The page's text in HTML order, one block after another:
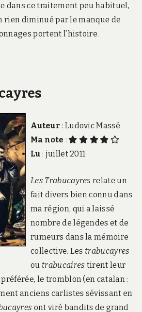
dans ce traitement peu habituel,
rien diminué par le manque de
portent l’histoire.
Auteur : Ludovic Massé
Ma note :
Lu : juillet 2011
Les Trabucayres relate un
fait divers bien connu dans
ma région, qui a laissé
nombre de légendes et de
rumeurs dans la mémoire
collective. Lestrabucayres
ou trabucaires tirent leur
le tromblon (en catalan :
anciens carlistes sévissant en
ont viré bandits de grand